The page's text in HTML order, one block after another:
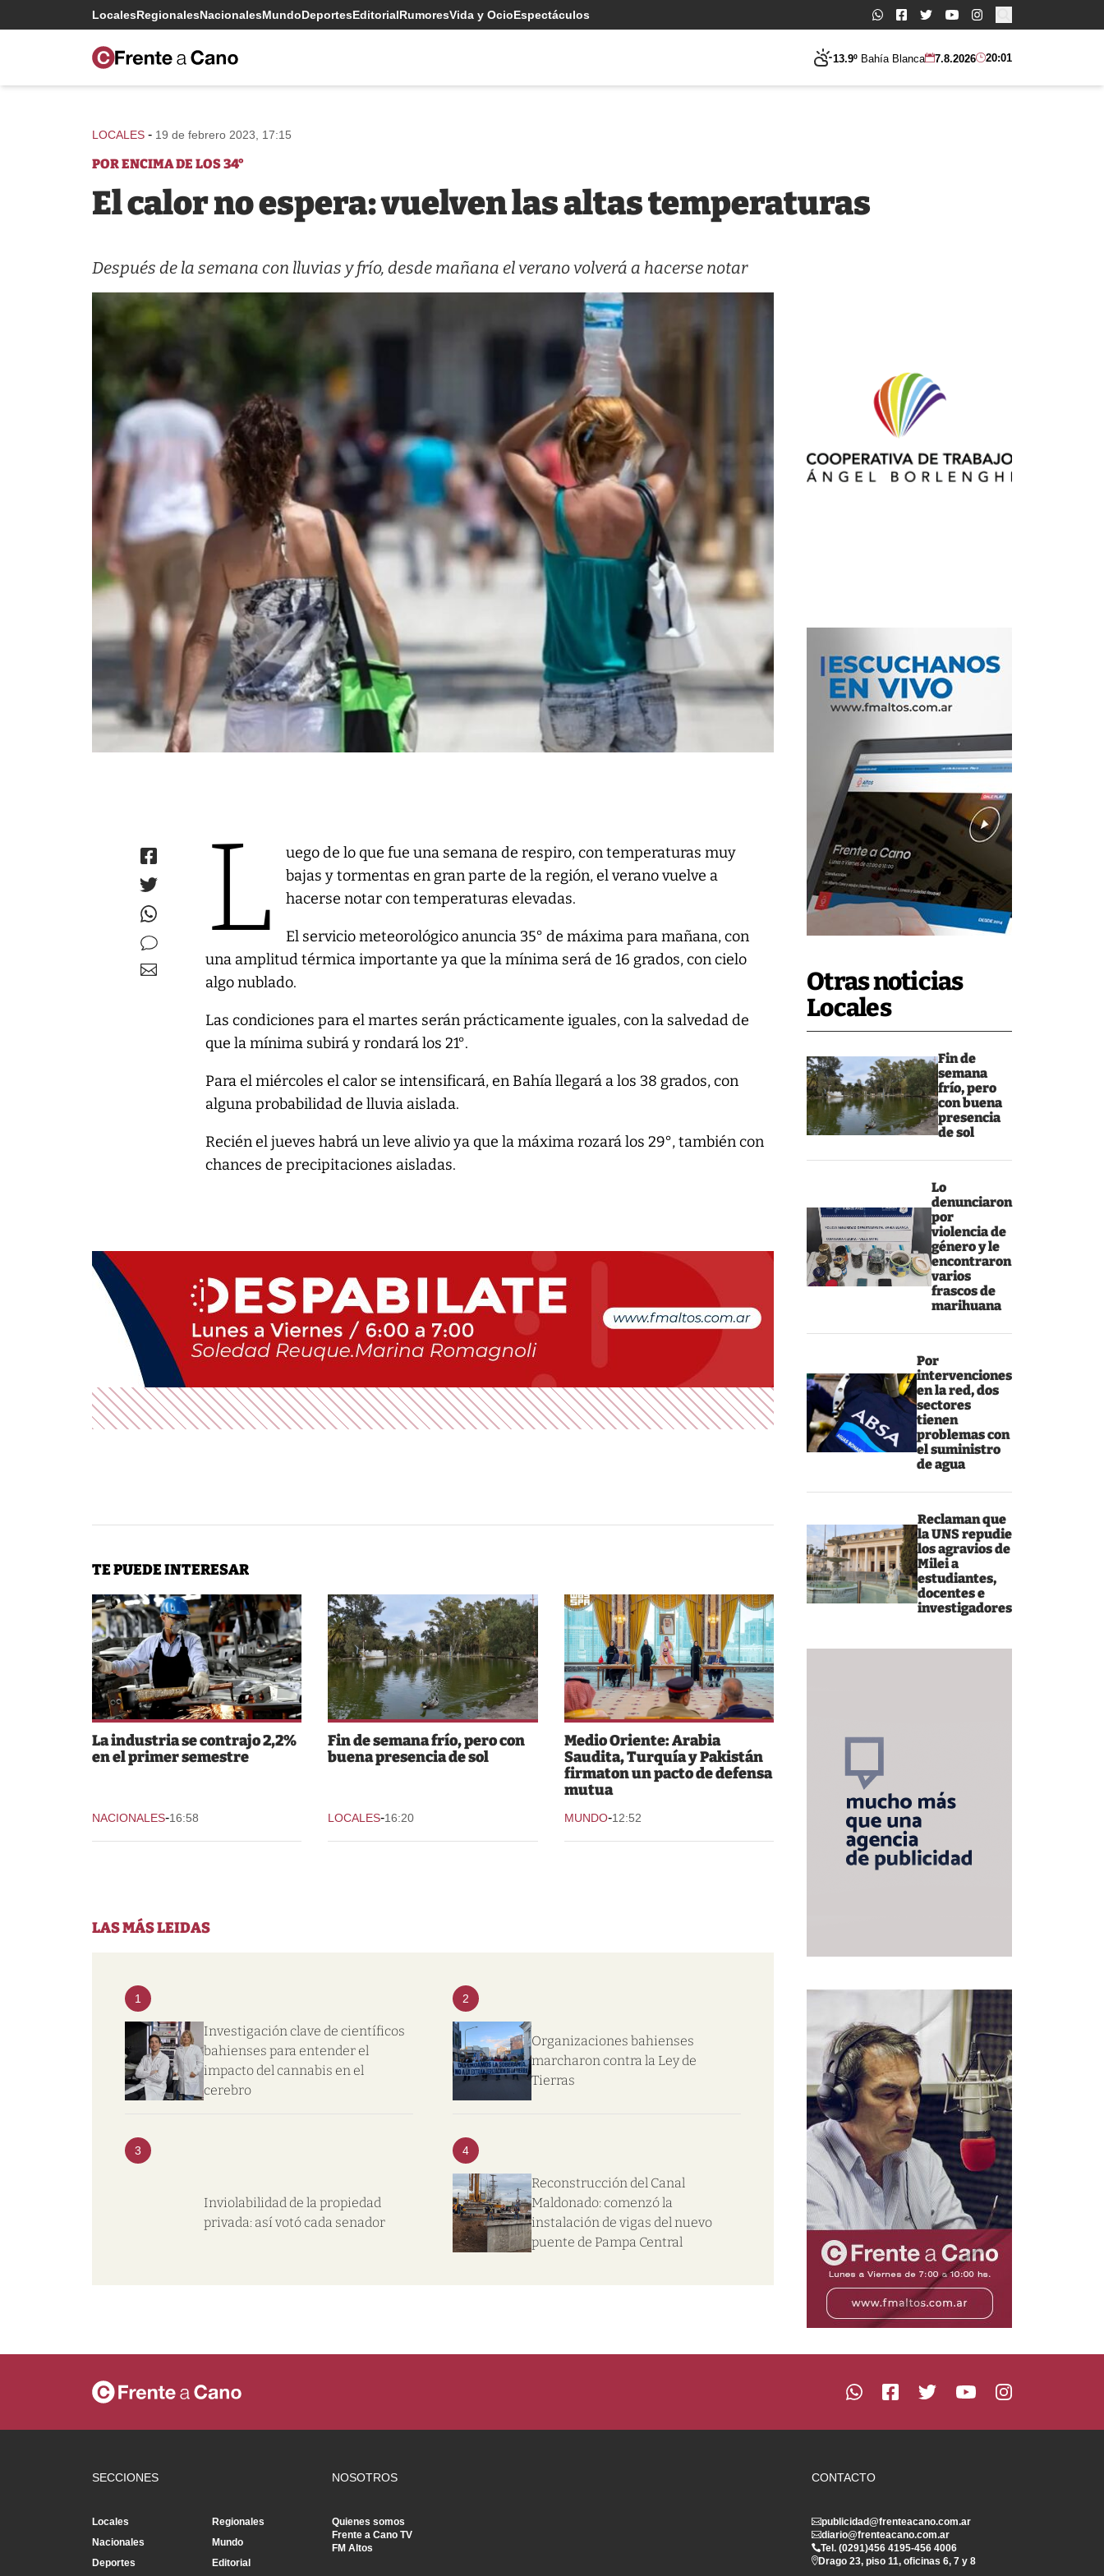
LocalesRegionalesNacionalesMundoDeportesEditorialRumoresVida y OcioEspectáculos Buscar:
13.9º Bahía Blanca 7.8.2026 20:01
Otras noticias
Locales
Fin de
semana
frío, pero
con buena
presencia
de sol
Lo
denunciaron
por
violencia de
género y le
encontraron
varios
frascos de
marihuana
Por
intervenciones
en la red, dos
sectores
tienen
problemas con
el suministro
de agua
Reclaman que
la UNS repudie
los agravios de
Milei a
estudiantes,
docentes e
investigadores
LOCALES - 19 de febrero 2023, 17:15
POR ENCIMA DE LOS 34°
El calor no espera: vuelven las altas temperaturas
Después de la semana con lluvias y frío, desde mañana el verano volverá a hacerse notar
L
uego de lo que fue una semana de respiro, con temperaturas muy
bajas y tormentas en gran parte de la región, el verano vuelve a
hacerse notar con temperaturas elevadas.
El servicio meteorológico anuncia 35° de máxima para mañana, con
una amplitud térmica importante ya que la mínima será de 16 grados, con cielo
algo nublado.
Las condiciones para el martes serán prácticamente iguales, con la salvedad de
que la mínima subirá y rondará los 21°.
Para el miércoles el calor se intensificará, en Bahía llegará a los 38 grados, con
alguna probabilidad de lluvia aislada.
Recién el jueves habrá un leve alivio ya que la máxima rozará los 29°, también con
chances de precipitaciones aisladas.
TE PUEDE INTERESAR
La industria se contrajo 2,2%
en el primer semestre
NACIONALES-16:58
Fin de semana frío, pero con
buena presencia de sol
LOCALES-16:20
Medio Oriente: Arabia
Saudita, Turquía y Pakistán
firmaton un pacto de defensa
mutua
MUNDO-12:52
LAS MÁS LEIDAS
1
Investigación clave de científicos
bahienses para entender el
impacto del cannabis en el
cerebro
2
Organizaciones bahienses
marcharon contra la Ley de
Tierras
3
Inviolabilidad de la propiedad
privada: así votó cada senador
4
Reconstrucción del Canal
Maldonado: comenzó la
instalación de vigas del nuevo
puente de Pampa Central
SECCIONES
Locales
Regionales
Nacionales
Mundo
Deportes
Editorial
NOSOTROS
Quienes somos
Frente a Cano TV
FM Altos
CONTACTO
publicidad@frenteacano.com.ar
diario@frenteacano.com.ar
Tel. (0291)456 4195-456 4006
Drago 23, piso 11, oficinas 6, 7 y 8